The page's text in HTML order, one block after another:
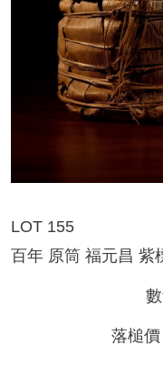
LOT 155
百年 原筒 福元昌 紫
落槌